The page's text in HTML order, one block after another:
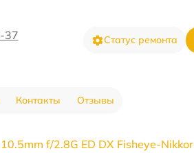
37 Статус ремонта
Контакты Отзывы
f/2.8G ED DX Fisheye-Nikkor